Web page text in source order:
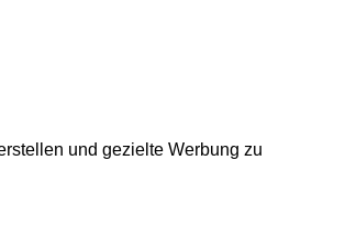
und gezielte Werbung zu